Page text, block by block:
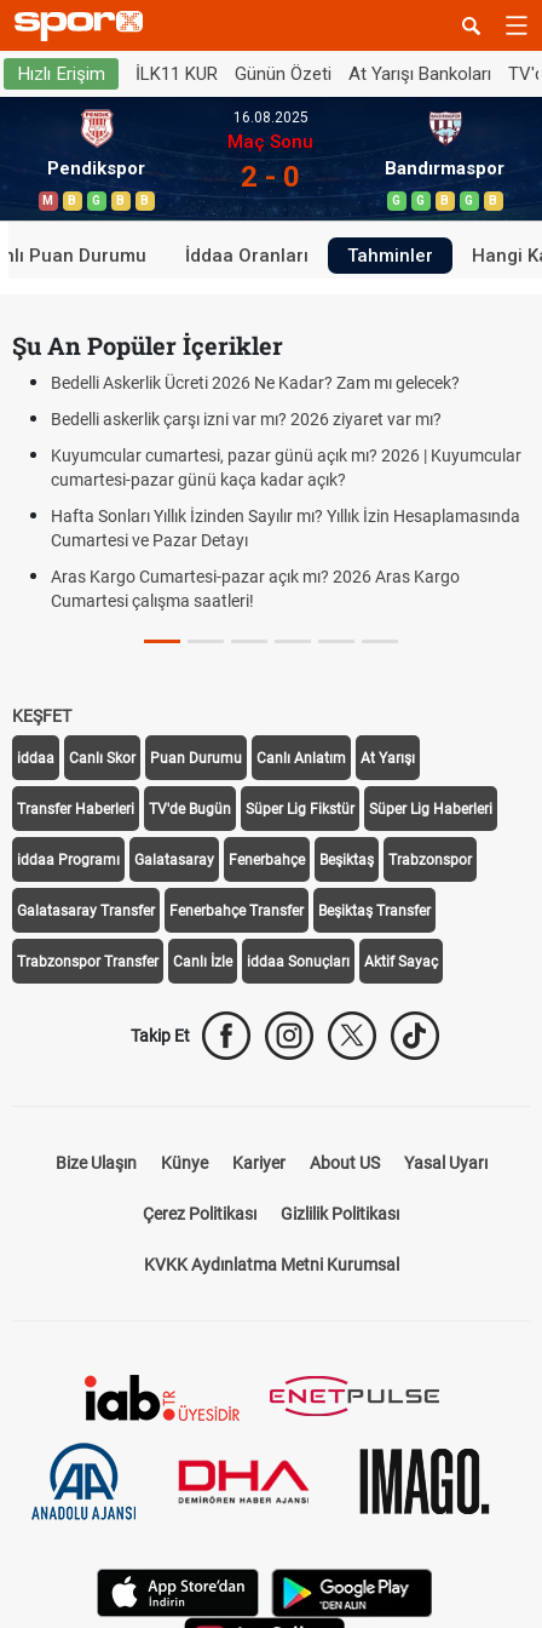
Hızlı Erişim İLK11 KUR Günün Özeti At Yarışı Bankoları
Pendikspor
M B G B B
16.08.2025
Maç Sonu
2 - 0 Bandırmaspor
G G B G B
Puan Durumu İddaa Oranları Tahminler Hangi
Şu An Popüler İçerikler
Bedelli Askerlik Ücreti 2026 Ne Kadar? Zam mı gelecek?
Bedelli askerlik çarşı izni var mı? 2026 ziyaret var mı?
Kuyumcular cumartesi, pazar günü açık mı? 2026 | Kuyumcular
cumartesi-pazar günü kaça kadar açık?
Hafta Sonları Yıllık İzinden Sayılır mı? Yıllık İzin Hesaplamasında
Cumartesi ve Pazar Detayı
Aras Kargo Cumartesi-pazar açık mı? 2026 Aras Kargo
Cumartesi çalışma saatleri!
KEŞFET
iddaa Canlı Skor Puan Durumu Canlı Anlatım At Yarışı
Transfer Haberleri TV'de Bugün Süper Lig Fikstür Süper Lig Haberleri
iddaa Programı Galatasaray Fenerbahçe Beşiktaş Trabzonspor
Galatasaray Transfer Fenerbahçe Transfer Beşiktaş Transfer
Trabzonspor Transfer Canlı İzle iddaa Sonuçları Aktif Sayaç
Takip Et
Bize Ulaşın Künye Kariyer About US Yasal Uyarı
Çerez Politikası Gizlilik Politikası
KVKK Aydınlatma Metni Kurumsal